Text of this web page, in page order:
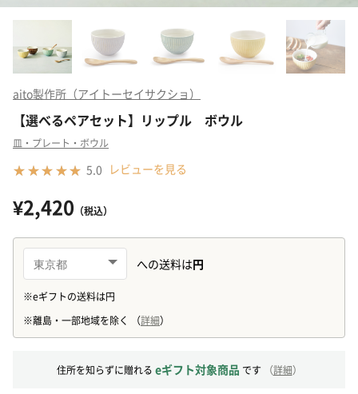
aito製作所（アイトーセイサクショ）
【選べるペアセット】リップル ボウル
皿・プレート・ボウル
5.0 レビューを見る
¥2,420 （税込）
住所を知らずに贈れる eギフト対象商品 です （詳細）